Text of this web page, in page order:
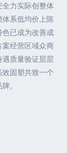
力实际创整体
系低均价上陈
已成为改善成
经营区域众商
质量验证层层
固塑共致一个
。